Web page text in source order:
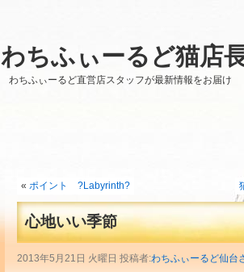
わちふぃーるど猫店
わちふぃーるど直営店スタッフが最新情報をお届け
« ポイント ?Labyrinth?
心地いい季節
2013年5月21日 火曜日 投稿者:わちふぃーるど仙台